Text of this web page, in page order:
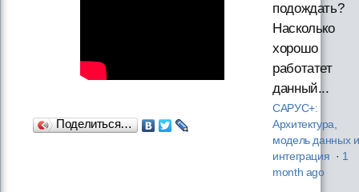
Поделиться…
подождать?
Насколько
хорошо
работатет
данный...
САРУС+:
Архитектура,
модель данных и
интеграция · 1
month ago